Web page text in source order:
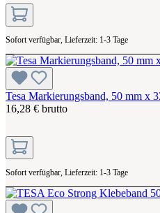
Sofort verfügbar, Lieferzeit: 1-3 Tage
Tesa Markierungsband, 50 mm x
16,28 € brutto
Sofort verfügbar, Lieferzeit: 1-3 Tage